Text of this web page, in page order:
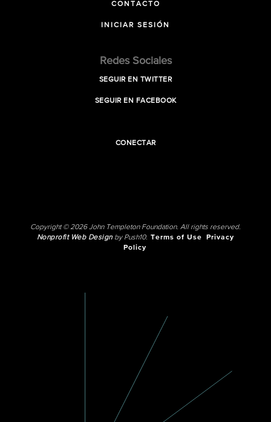
CONTACTO
INICIAR SESIÓN
Redes Sociales
SEGUIR EN TWITTER
SEGUIR EN FACEBOOK
CONECTAR
Copyright © 2026 John Templeton Foundation. All rights reserved.
Nonprofit Web Designby Push10. Terms of Use
Privacy
Policy